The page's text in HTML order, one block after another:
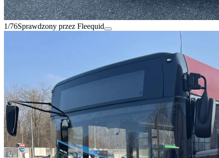
1/76Sprawdzony przez Fleequid